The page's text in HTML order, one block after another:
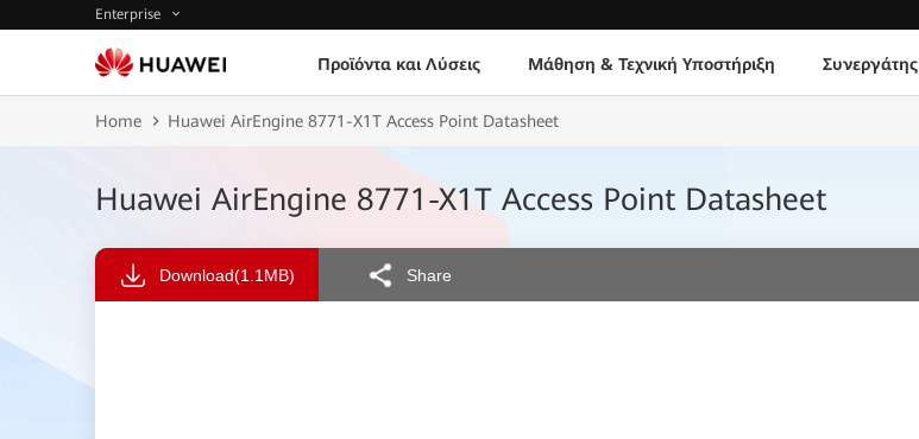
Enterprise
Προϊόντα και Λύσεις Μάθηση & Τεχνική Υποστήριξη Συνεργάτης
Home Huawei AirEngine 8771-X1T Access Point Datasheet
Huawei AirEngine 8771-X1T Access Point Datasheet
Download(1.1MB) Share